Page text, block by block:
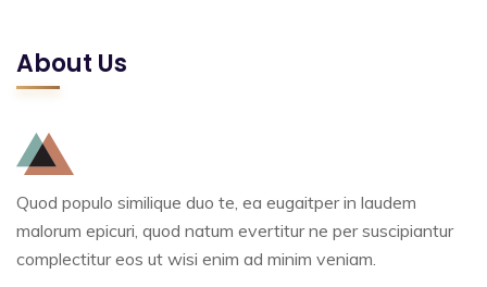
About Us
Quod populo similique duo te, ea eugaitper in laudem
malorum epicuri, quod natum evertitur ne per suscipiantur
complectitur eos ut wisi enim ad minim veniam.